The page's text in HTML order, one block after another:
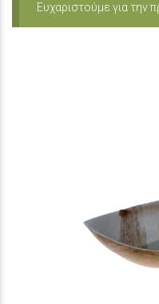
Ευχαριστούμε για την